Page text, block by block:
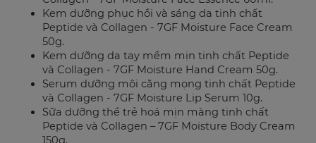
Kem dưỡng phục hồi và sáng da tinh chất
Peptide và Collagen - 7GF Moisture Face Cream
50g.
Kem dưỡng da tay mềm mịn tinh chất Peptide
và Collagen - 7GF Moisture Hand Cream 50g.
Serum dưỡng môi căng mọng tinh chất Peptide
và Collagen - 7GF Moisture Lip Serum 10g.
Sữa dưỡng thể trẻ hoá mịn màng tinh chất
Peptide và Collagen – 7GF Moisture Body Cream
150g.